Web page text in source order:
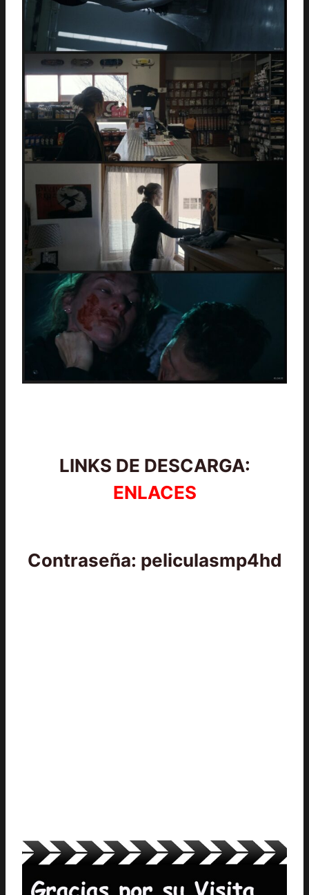
LINKS DE DESCARGA:
ENLACES
Contraseña: peliculasmp4hd